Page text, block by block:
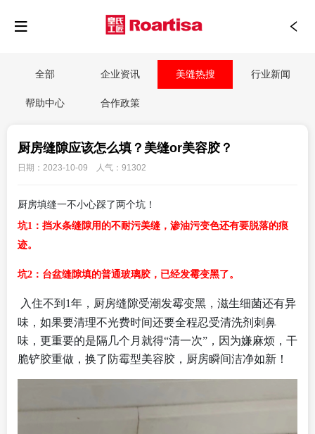
全部 企业资讯 美缝热搜 行业新闻
帮助中心 合作政策
厨房缝隙应该怎么填？美缝or美容胶？
日期：2023-10-09 人气：91302
厨房填缝一不小心踩了两个坑！
坑1：挡水条缝隙用的不耐污美缝，渗油污变色还有要脱落的痕
迹。
坑2：台盆缝隙填的普通玻璃胶，已经发霉变黑了。
入住不到1年，厨房缝隙受潮发霉变黑，滋生细菌还有异
味，如果要清理不光费时间还要全程忍受清洗剂刺鼻
味，更重要的是隔几个月就得“清一次”，因为嫌麻烦，干
脆铲胶重做，换了防霉型美容胶，厨房瞬间洁净如新！